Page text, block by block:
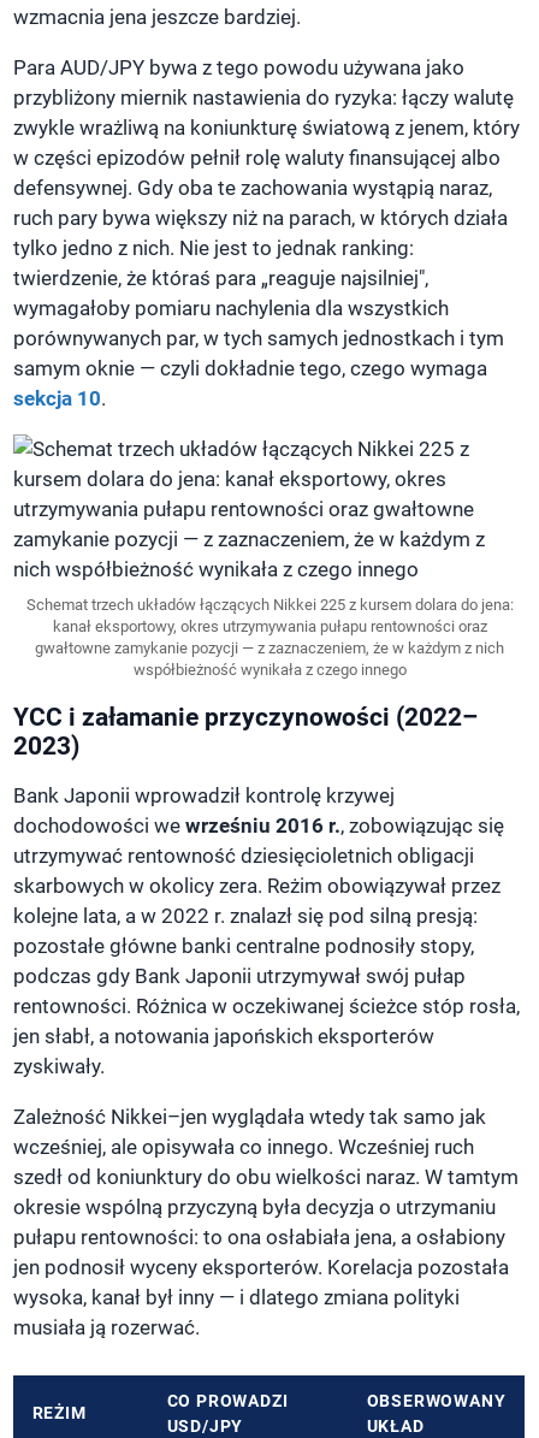
wzmacnia jena jeszcze bardziej.
Para AUD/JPY bywa z tego powodu używana jako
przybliżony miernik nastawienia do ryzyka: łączy walutę
zwykle wrażliwą na koniunkturę światową z jenem, który
w części epizodów pełnił rolę waluty finansującej albo
defensywnej. Gdy oba te zachowania wystąpią naraz,
ruch pary bywa większy niż na parach, w których działa
tylko jedno z nich. Nie jest to jednak ranking:
twierdzenie, że któraś para „reaguje najsilniej",
wymagałoby pomiaru nachylenia dla wszystkich
porównywanych par, w tych samych jednostkach i tym
samym oknie — czyli dokładnie tego, czego wymaga
sekcja 10.
Schemat trzech układów łączących Nikkei 225 z kursem dolara do jena:
kanał eksportowy, okres utrzymywania pułapu rentowności oraz
gwałtowne zamykanie pozycji — z zaznaczeniem, że w każdym z nich
współbieżność wynikała z czego innego
YCC i załamanie przyczynowości (2022–
2023)
Bank Japonii wprowadził kontrolę krzywej
dochodowości wewrześniu 2016 r., zobowiązując się
utrzymywać rentowność dziesięcioletnich obligacji
skarbowych w okolicy zera. Reżim obowiązywał przez
kolejne lata, a w 2022 r. znalazł się pod silną presją:
pozostałe główne banki centralne podnosiły stopy,
podczas gdy Bank Japonii utrzymywał swój pułap
rentowności. Różnica w oczekiwanej ścieżce stóp rosła,
jen słabł, a notowania japońskich eksporterów
zyskiwały.
Zależność Nikkei–jen wyglądała wtedy tak samo jak
wcześniej, ale opisywała co innego. Wcześniej ruch
szedł od koniunktury do obu wielkości naraz. W tamtym
okresie wspólną przyczyną była decyzja o utrzymaniu
pułapu rentowności: to ona osłabiała jena, a osłabiony
jen podnosił wyceny eksporterów. Korelacja pozostała
wysoka, kanał był inny — i dlatego zmiana polityki
musiała ją rozerwać.
REŻIM
CO PROWADZI
USD/JPY
OBSERWOWANY
UKŁAD